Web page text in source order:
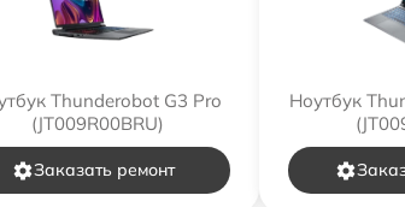
Thunderobot G3 Pro
(JT009R00BRU)
Заказать ремонт
Ноутбук